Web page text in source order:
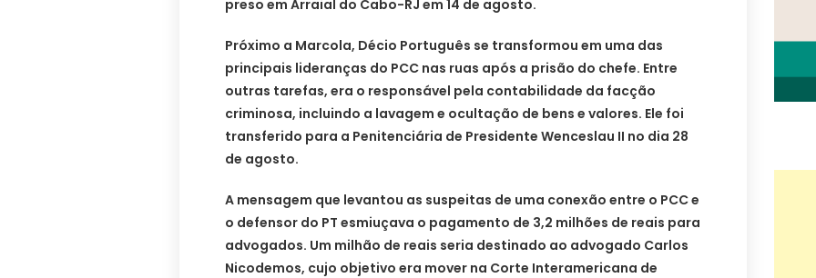
preso em Arraial do Cabo-RJ em 14 de agosto.
Próximo a Marcola, Décio Português se transformou em uma das
principais lideranças do PCC nas ruas após a prisão do chefe. Entre
outras tarefas, era o responsável pela contabilidade da facção
criminosa, incluindo a lavagem e ocultação de bens e valores. Ele foi
transferido para a Penitenciária de Presidente Wenceslau II no dia 28
de agosto.
A mensagem que levantou as suspeitas de uma conexão entre o PCC e
o defensor do PT esmiuçava o pagamento de 3,2 milhões de reais para
advogados. Um milhão de reais seria destinado ao advogado Carlos
Nicodemos, cujo objetivo era mover na Corte Interamericana de